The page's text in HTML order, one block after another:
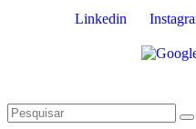
Linkedin